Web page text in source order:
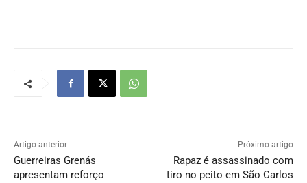
Artigo anterior
Guerreiras Grenás
apresentam reforço
Próximo artigo
Rapaz é assassinado com
tiro no peito em São Carlos